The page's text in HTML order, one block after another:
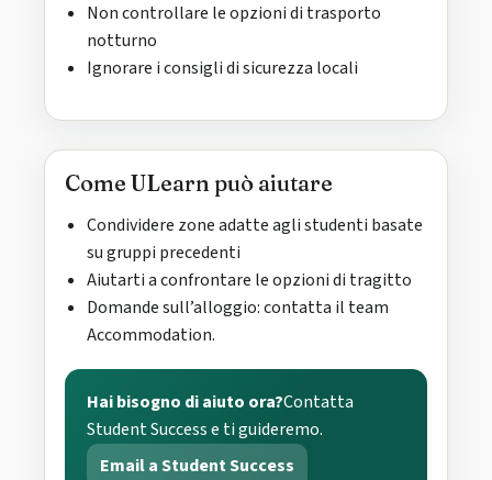
Non controllare le opzioni di trasporto
notturno
Ignorare i consigli di sicurezza locali
Come ULearn può aiutare
Condividere zone adatte agli studenti basate
su gruppi precedenti
Aiutarti a confrontare le opzioni di tragitto
Domande sull’alloggio: contatta il team
Accommodation.
Hai bisogno di aiuto ora?Contatta
Student Success e ti guideremo.
Email a Student Success